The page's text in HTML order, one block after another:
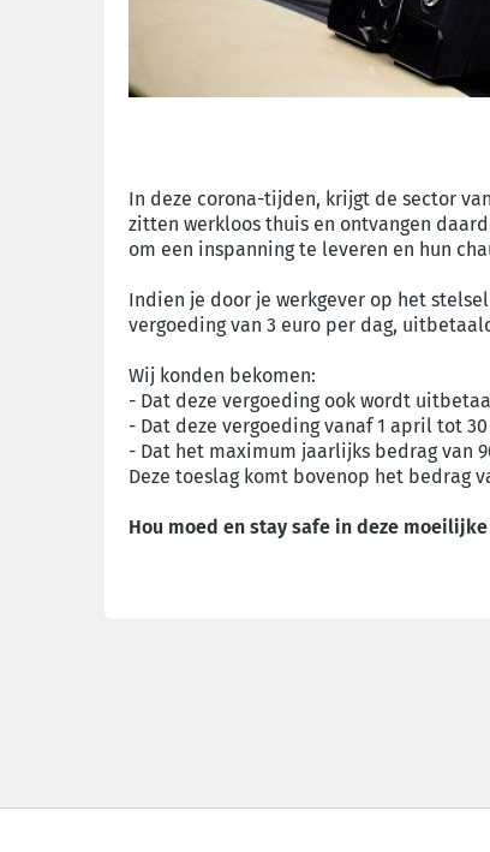
In deze corona-tijden, krijgt de sector
zitten werkloos thuis en ontvangen
om een inspanning te leveren en hun
Indien je door je werkgever op het
vergoeding van 3 euro per dag,
Wij konden bekomen:
- Dat deze vergoeding ook wordt
- Dat deze vergoeding vanaf 1 april tot
- Dat het maximum jaarlijks bedrag van
Deze toeslag komt bovenop het bedrag
Hou moed en stay safe in deze